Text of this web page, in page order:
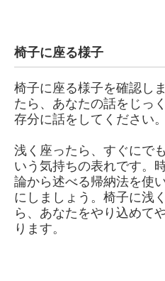
椅子に座る様子
椅子に座る様子を確認し
たら、あなたの話をじっ
存分に話をしてください。
浅く座ったら、すぐにで
いう気持ちの表れです。
論から述べる帰納法を使
にしましょう。椅子に浅
ら、あなたをやり込めて
ります。